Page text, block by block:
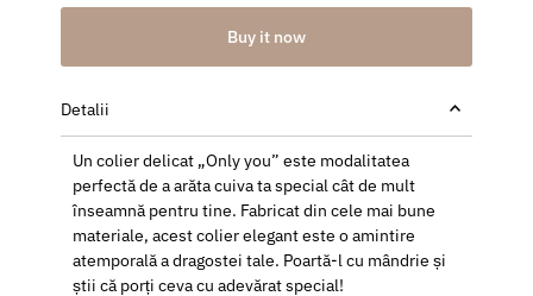
Buy it now
Detalii
Un colier delicat „Only you” este modalitatea
perfectă de a arăta cuiva ta special cât de mult
înseamnă pentru tine. Fabricat din cele mai bune
materiale, acest colier elegant este o amintire
atemporală a dragostei tale. Poartă-l cu mândrie și
știi că porți ceva cu adevărat special!